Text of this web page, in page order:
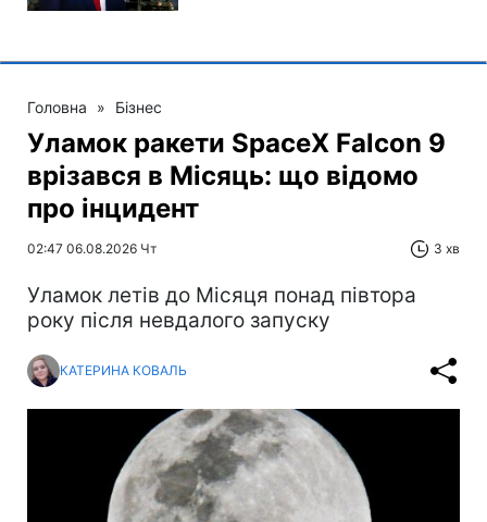
Головна » Бізнес
Уламок ракети SpaceX Falcon 9
врізався в Місяць: що відомо
про інцидент
02:47 06.08.2026 Чт 3 хв
Уламок летів до Місяця понад півтора
року після невдалого запуску
КАТЕРИНА КОВАЛЬ